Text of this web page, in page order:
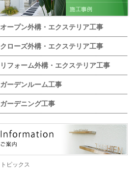
オープン外構・エクステリア工事
クローズ外構・エクステリア工事
リフォーム外構・エクステリア工事
ガーデンルーム工事
ガーデニング工事
トピックス